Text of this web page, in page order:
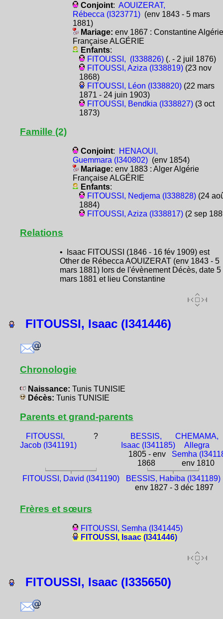
Conjoint: AOUIZERAT,
Rébecca (I323771)(env 1843 - 5 mars
1881)
Mariage: env 1867 : Constantine Algérie
Française ALGÉRIE
Enfants:
FITOUSSI, (I338826)(. - 2 juil 1876)
FITOUSSI, Aziza (I338819)(23 nov
1868)
FITOUSSI, Léon (I338820)(22 mars
1871 - 24 juin 1903)
FITOUSSI, Bendkia (I338827)(3 oct
1873)
Famille (2)
Conjoint:
HENAOUI,
Guemmara (I340802)(env 1854)
Mariage: env 1883 : Alger Algérie
Française ALGÉRIE
Enfants:
FITOUSSI, Nedjema (I338828)(24
1884)
FITOUSSI, Aziza (I338817)(2 sep
Relations
• Isaac FITOUSSI (1846 - 16 fév 1909) est
Other de Rébecca AOUIZERAT (env 1843 - 5
mars 1881) lors de l'évènement Décès, date 5
mars 1881 et lieu Constantine
FITOUSSI, Isaac (I341446)
Chronologie
Naissance: Tunis TUNISIE
Décès: Tunis TUNISIE
Parents et grand-parents
FITOUSSI,
Jacob (I341191)
?
BESSIS,
Isaac (I341185)
1805 - env
1868
CHEMAMA,
Allegra
Semha
env 1810
FITOUSSI, David (I341190)
BESSIS, Habiba (I341189)
env 1827 - 3 déc 1897
Frères et sœurs
FITOUSSI, Semha (I341445)
FITOUSSI, Isaac (I341446)
FITOUSSI, Isaac (I335650)